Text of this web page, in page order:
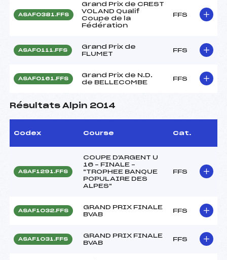
ASAF0381.FFS
Grand Prix de CREST
VOLAND Qualif
Coupe de la
Fédération
FFS
ASAF0111.FFS
Grand Prix de
FLUMET
FFS
ASAF0161.FFS
Grand Prix de N.D.
de BELLECOMBE
FFS
Résultats Alpin 2014
Codex Course Cat.
ASAF1291.FFS
COUPE D'ARGENT U
16 – FINALE –
"TROPHEE BANQUE
POPULAIRE DES
ALPES"
FFS
ASAF1032.FFS
GRAND PRIX FINALE
BVAB
FFS
ASAF1031.FFS
GRAND PRIX FINALE
BVAB
FFS